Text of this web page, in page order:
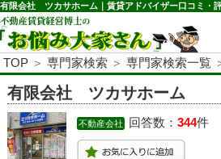
有限会社 ツカサホーム｜賃貸アドバイザー口コミ・
TOP ＞専門家検索 ＞専門家検索一覧
有限会社 ツカサホーム
不動産会社 回答数： 344件